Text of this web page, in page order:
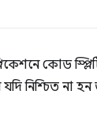
কোড
নিশ্চিত না